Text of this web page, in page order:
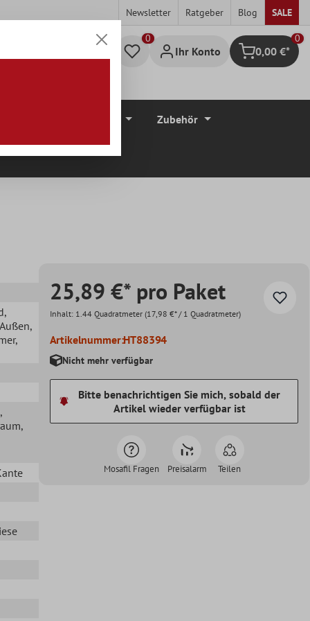
Newsletter Ratgeber Blog SALE
Ihr Konto Warenkorb
0
0,00 €*
Zubehör
,
,
,
,
,
25,89 €* pro Paket
Inhalt: 1.44 Quadratmeter (17,98 €* / 1 Quadratmeter)
Artikelnummer:HT88394
Nicht mehr verfügbar
Bitte benachrichtigen Sie mich, sobald der
Artikel wieder verfügbar ist
Mosafil Fragen Preisalarm Teilen